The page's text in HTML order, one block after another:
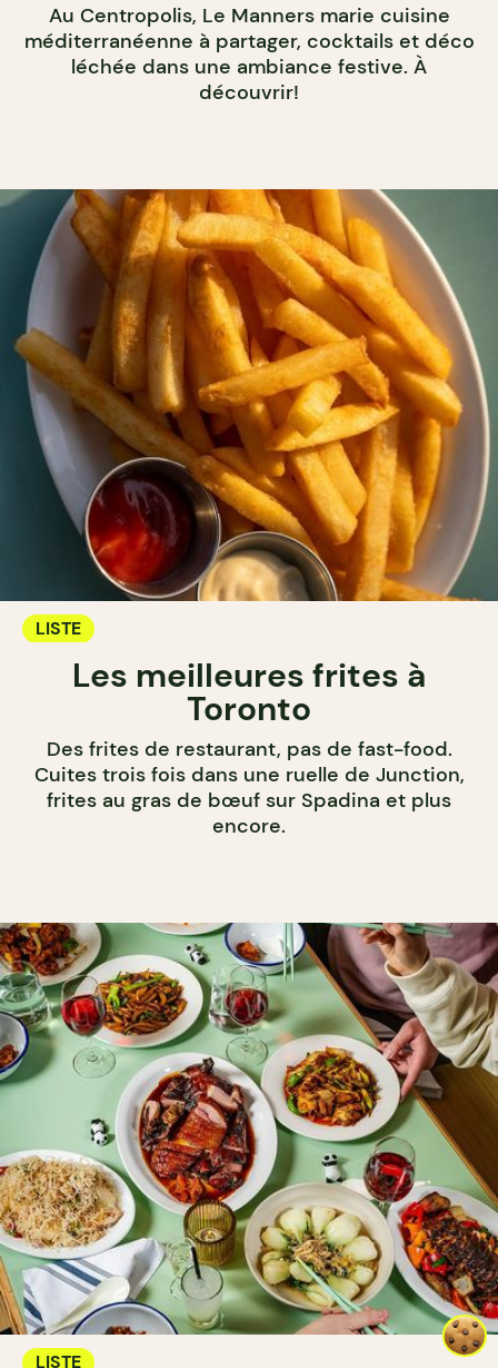
Au Centropolis, Le Manners marie cuisine
méditerranéenne à partager, cocktails et déco
léchée dans une ambiance festive. À
découvrir!
LISTE
Les meilleures frites à
Toronto
Des frites de restaurant, pas de fast-food.
Cuites trois fois dans une ruelle de Junction,
frites au gras de bœuf sur Spadina et plus
encore.
LISTE